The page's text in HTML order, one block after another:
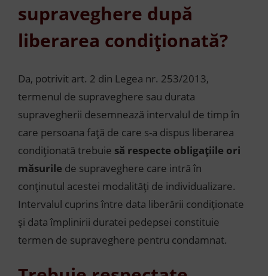
supraveghere după
liberarea condiționată?
Da, potrivit art. 2 din Legea nr. 253/2013,
termenul de supraveghere sau durata
supravegherii desemnează intervalul de timp în
care persoana față de care s-a dispus liberarea
condiționată trebuie să respecte obligațiile ori
măsurile de supraveghere care intră în
conținutul acestei modalități de individualizare.
Intervalul cuprins între data liberării condiționate
și data împlinirii duratei pedepsei constituie
termen de supraveghere pentru condamnat.